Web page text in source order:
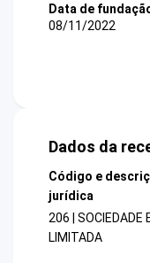
Data de
08/11/2022
Dados da
Código e
jurídica
206 | SOCIEDADE
LIMITADA